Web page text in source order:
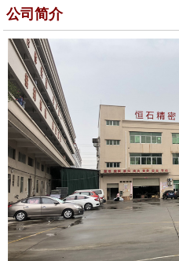
公司简介